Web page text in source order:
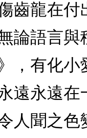
齒龍在
論語言與
，有化
遠永遠
人聞之